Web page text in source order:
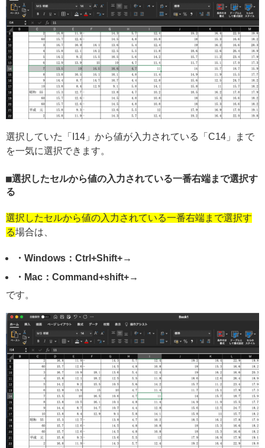
選択していた「I14」から値が入力されている「C14」まで
を一気に選択できます。
選択したセルから値の入力されている一番右端まで選択す
る
選択したセルから値の入力されている一番右端まで選択す
る場合は、
・Windows：Ctrl+Shift+→
・Mac：Command+shift+→
です。